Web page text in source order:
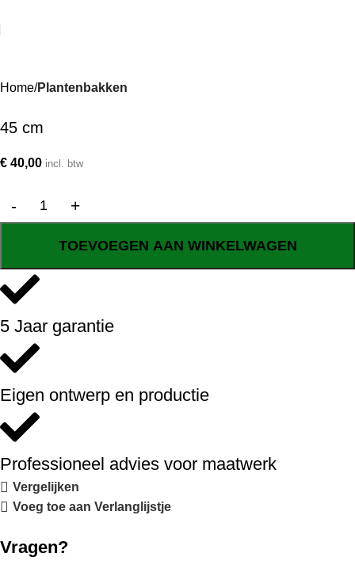
Home Plantenbakken
45 cm
€ 40,00 incl. btw
TOEVOEGEN AAN WINKELWAGEN
5 Jaar garantie
Eigen ontwerp en productie
Professioneel advies voor maatwerk
Vergelijken
Voeg toe aan Verlanglijstje
Vragen?